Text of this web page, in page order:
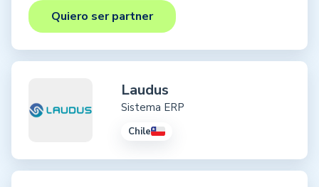
Quiero ser partner
Chile
Laudus
Sistema ERP